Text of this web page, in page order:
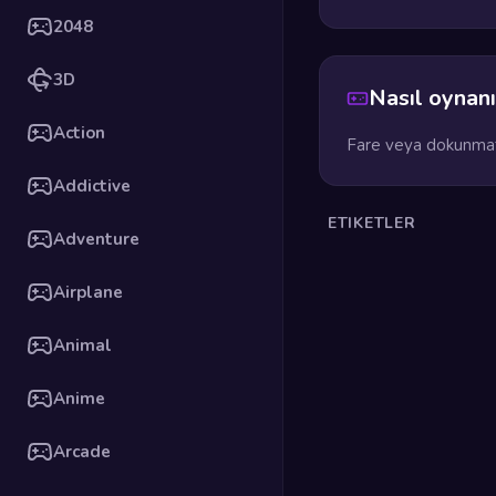
2048
3D
Action
Addictive
Adventure
Airplane
Animal
Anime
Arcade
Nasıl
Fare veya
ETIKETLER